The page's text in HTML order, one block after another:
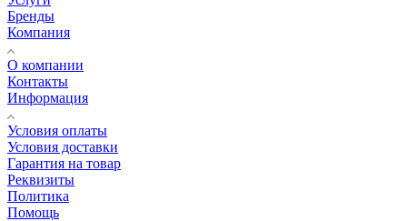
Бренды
Компания
О компании
Контакты
Информация
Условия оплаты
Условия доставки
Гарантия на товар
Реквизиты
Политика
Помощь